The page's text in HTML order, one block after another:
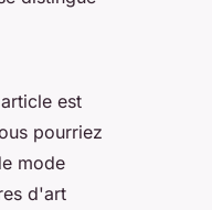
est
pourriez
mode
d'art